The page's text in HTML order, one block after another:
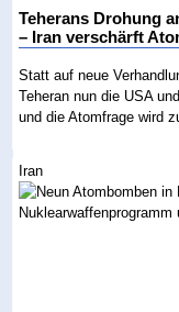
Teherans Drohung
– Iran verschärft
Statt auf neue
Teheran nun die USA
und die Atomfrage wird
Iran